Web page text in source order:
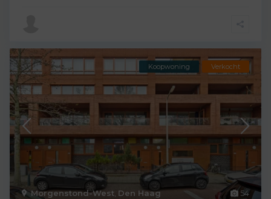
54
Morgenstond-West, Den Haag
Koopwoning Verkocht